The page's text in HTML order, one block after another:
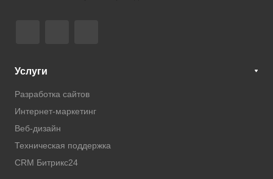
Услуги
Разработка сайтов
Интернет-маркетинг
Веб-дизайн
Техническая поддержка
CRM Битрикс24